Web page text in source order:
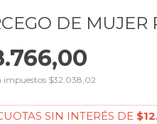
DE MUJER
impuestos $32.038,02
SIN INTERÉS DE